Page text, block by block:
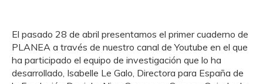
El pasado 28 de abril presentamos el primer cuaderno de
PLANEA a través de nuestro canal de Youtube en el que
ha participado el equipo de investigación que lo ha
desarrollado, Isabelle Le Galo, Directora para España de